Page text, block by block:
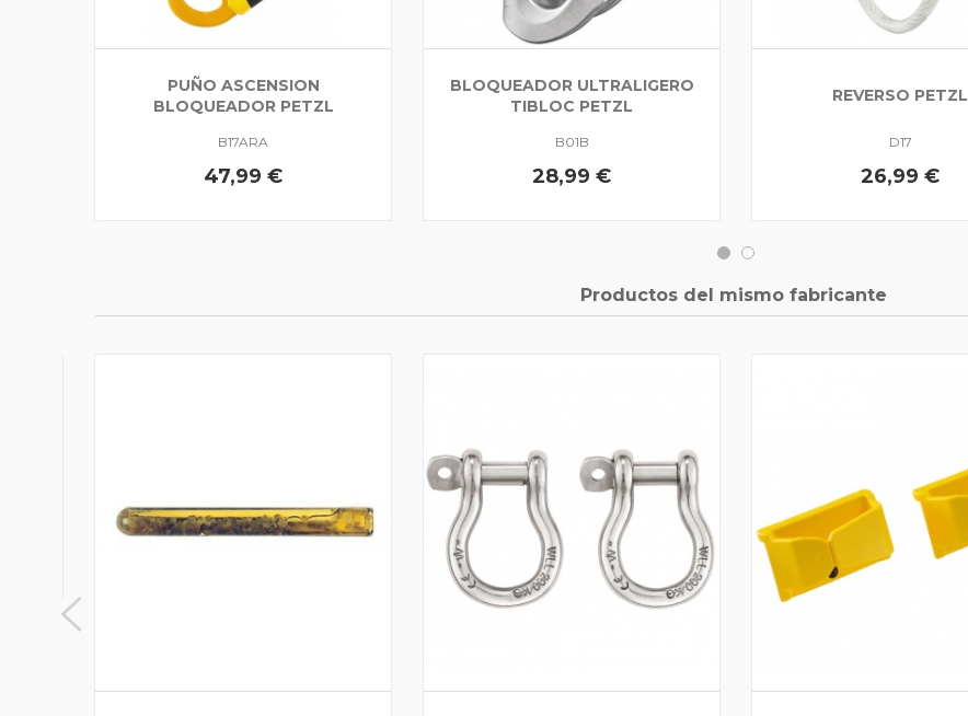
PUÑO ASCENSION
BLOQUEADOR PETZL
B17ARA
47,99 €
BLOQUEADOR ULTRALIGERO
TIBLOC PETZL
B01B
28,99 €
REVERSO PETZL
D17
26,99 €
Productos del mismo fabricante